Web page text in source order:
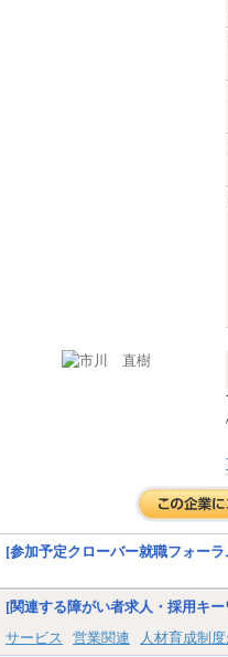
[参加予定クローバー就職フォーラ
[関連する障がい者求人・採用キ
サービス
営業関連 人材育成制